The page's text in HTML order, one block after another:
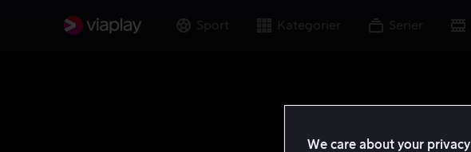
Sport Kategorier Serier
We care about your privacy